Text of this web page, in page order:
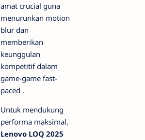
amat crucial guna
menurunkan motion
blur dan
memberikan
keunggulan
kompetitif dalam
game-game fast-
paced .
Untuk mendukung
performa maksimal,
Lenovo LOQ 2025